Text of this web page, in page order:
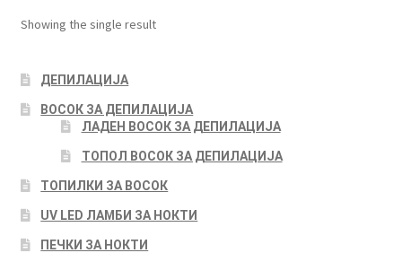
Showing the single result
ДЕПИЛАЦИЈА
ВОСОК ЗА ДЕПИЛАЦИЈА
ЛАДЕН ВОСОК ЗА ДЕПИЛАЦИЈА
ТОПОЛ ВОСОК ЗА ДЕПИЛАЦИЈА
ТОПИЛКИ ЗА ВОСОК
UV LED ЛАМБИ ЗА НОКТИ
ПЕЧКИ ЗА НОКТИ